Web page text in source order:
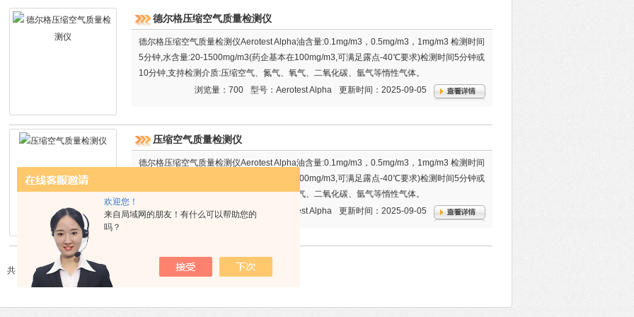
欢迎您！
来自局域网的朋友！有什么可以帮助您的
吗？
德尔格压缩空气质量检测仪
德尔格压缩空气质量检测仪Aerotest Alpha油含量:0.1mg/m3，0.5mg/m3，1mg/m3 检测时间
5分钟,水含量:20-1500mg/m3(药企基本在100mg/m3,可满足露点-40℃要求)检测时间5分钟或
10分钟,支持检测介质:压缩空气、氮气、氧气、二氧化碳、氩气等惰性气体。
更新时间：2025-09-05
型号：Aerotest Alpha
浏览量：700
压缩空气质量检测仪
德尔格压缩空气质量检测仪Aerotest Alpha油含量:0.1mg/m3，0.5mg/m3，1mg/m3 检测时间
5分钟,水含量:20-1500mg/m3(药企基本在100mg/m3,可满足露点-40℃要求)检测时间5分钟或
10分钟,支持检测介质:压缩空气、氮气、氧气、二氧化碳、氩气等惰性气体。
更新时间：2025-09-05
型号：Aerotest Alpha
浏览量：637
共 2 条记录，当前 1 / 1 页 首页 上一页 下一页 末页 跳转到第